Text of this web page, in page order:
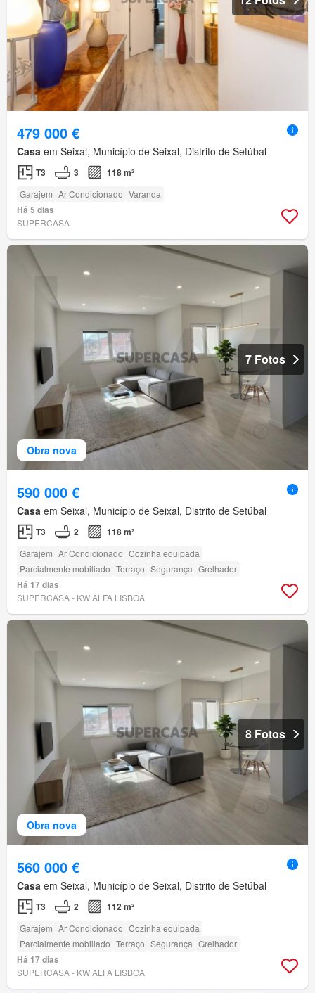
479 000 €
Casa em Seixal, Município de Seixal, Distrito de Setúbal
T3 3 118 m²
Garajem Ar Condicionado Varanda
Há 5 dias
SUPERCASA
Obra nova
7 Fotos
590 000 €
Casa em Seixal, Município de Seixal, Distrito de Setúbal
T3 2 118 m²
Garajem Ar Condicionado Cozinha equipada
Parcialmente mobiliado Terraço Segurança Grelhador
Há 17 dias
SUPERCASA - KW ALFA LISBOA
Obra nova
8 Fotos
560 000 €
Casa em Seixal, Município de Seixal, Distrito de Setúbal
T3 2 112 m²
Garajem Ar Condicionado Cozinha equipada
Parcialmente mobiliado Terraço Segurança Grelhador
Há 17 dias
SUPERCASA - KW ALFA LISBOA